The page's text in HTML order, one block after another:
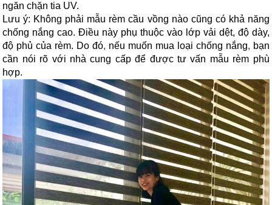
ngăn chặn tia UV.
Lưu ý: Không phải mẫu rèm cầu vồng nào cũng có khả năng
chống nắng cao. Điều này phụ thuộc vào lớp vải dệt, độ dày,
độ phủ của rèm. Do đó, nếu muốn mua loại chống nắng, bạn
cần nói rõ với nhà cung cấp để được tư vấn mẫu rèm phù
hợp.